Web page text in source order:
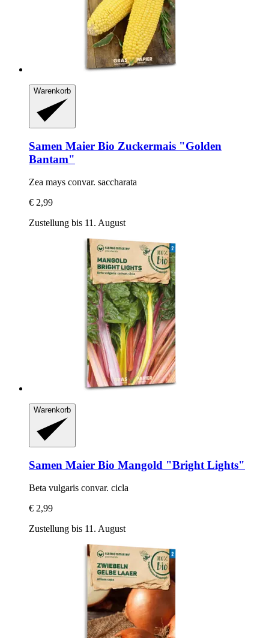
Warenkorb
Samen Maier Bio Zuckermais "Golden
Bantam"
Zea mays convar. saccharata
€ 2,99
Zustellung bis 11. August
Warenkorb
Samen Maier Bio Mangold "Bright Lights"
Beta vulgaris convar. cicla
€ 2,99
Zustellung bis 11. August